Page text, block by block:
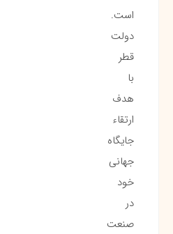
است.
دولت
قطر
با
هدف
ارتقاء
جایگاه
جهانی
خود
در
صنعت